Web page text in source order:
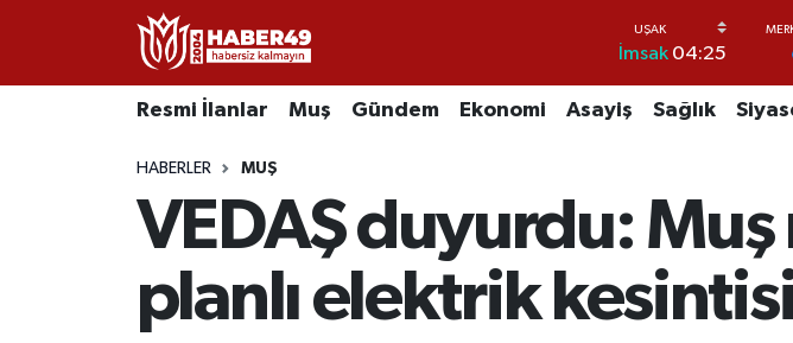
İmsak 04:25
Resmi İlanlar Muş Gündem Ekonomi Asayiş Sağlık
HABERLER MUŞ
VEDAŞ duyurdu:
planlı elektrik
Resmi İlanlar
Ekonomi
Uşak Nöbetçi Eczaneler
Uşak Namaz Vakitleri
Uşak Trafik Yoğunluk Haritası
TFF 2.Lig Kırmızı Grup Puan Durumu ve Fikstür